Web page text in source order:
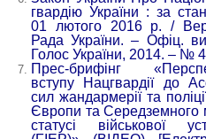
гвардію України : за
01 лютого 2016 р. /
Рада України. – Офіц.
Голос України, 2014. – №
Прес-брифінг
вступу Нацгвардії до
сил жандармерії та
Європи та Середземного
статусі військової